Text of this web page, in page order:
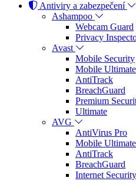
Antiviry a zabezpečení
Ashampoo
Webcam Guard
Privacy
Avast
Mobile Security
Mobile Ultimate
AntiTrack
BreachGuard
Premium
Ultimate
AVG
AntiVirus Pro
Mobile Ultimate
AntiTrack
BreachGuard
Internet Security